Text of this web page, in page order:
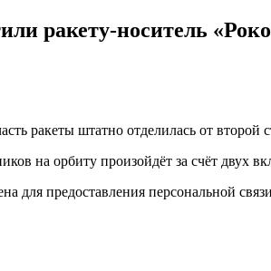
ракету-носитель
ракеты штатно отделилась от второй
на орбиту произойдёт за счёт двух
для предоставления персональной